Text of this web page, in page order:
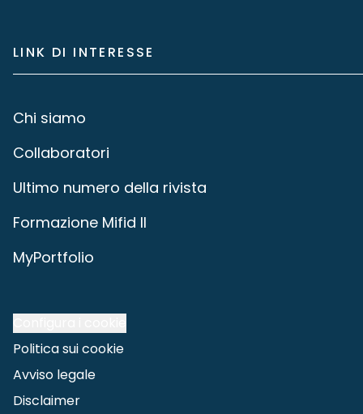
LINK DI INTERESSE
Chi siamo
Collaboratori
Ultimo numero della rivista
Formazione Mifid II
MyPortfolio
Politica sui cookie
Avviso legale
Disclaimer